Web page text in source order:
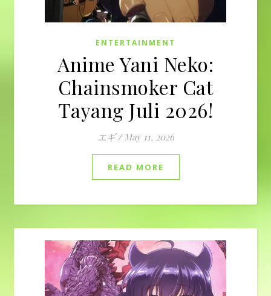
ENTERTAINMENT
Anime Yani Neko:
Chainsmoker Cat
Tayang Juli 2026!
エギ / May 11, 2026
READ MORE